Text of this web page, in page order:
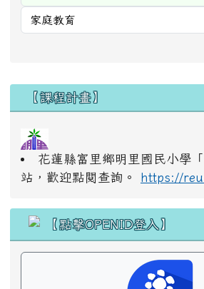
右邊區域內容
【課程計畫】
花蓮縣富里鄉明里國民小學
站，歡迎點閱查詢。
https://